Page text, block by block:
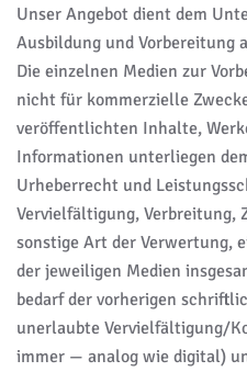
Unser Angebot dient dem
Ausbildung und Vorbereitung
Die einzelnen Medien zur
nicht für kommerzielle
veröffentlichten Inhalte,
Informationen unterliegen
Urheberrecht und
Vervielfältigung, Verbreitung,
sonstige Art der Verwertung,
der jeweiligen Medien
bedarf der vorherigen
unerlaubte Vervielfältigung/
immer — analog wie digital)